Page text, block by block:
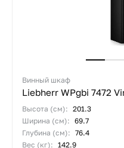
Винный шкаф
Liebherr WPgbi 7472
Высота (см): 201.3
Ширина (см): 69.7
Глубина (см): 76.4
Вес (кг): 142.9